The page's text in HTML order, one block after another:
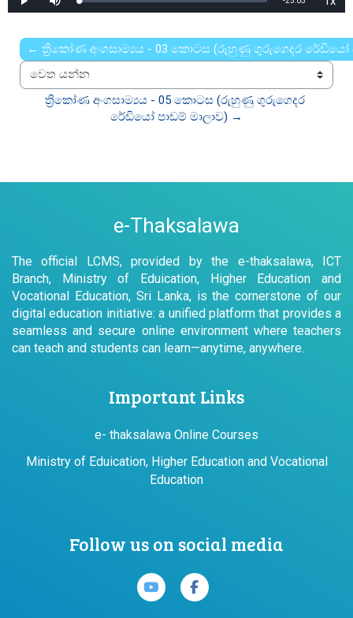
Play Mute Loaded:
0%
Rate
← ත්‍රිකෝණ අංගසාම්‍යය - 03 කොටස (රුහුණු ගුරුගෙදර රේඩියෝ
වෙත යන්න
ත්‍රිකෝණ අංගසාම්‍යය - 05 කොටස (රුහුණු ගුරුගෙදර
රේඩියෝ පාඩම් මාලාව) →
e-Thaksalawa
The official LCMS, provided by the e-thaksalawa, ICT
Branch, Ministry of Eduication, Higher Education and
Vocational Education, Sri Lanka, is the cornerstone of our
digital education initiative: a unified platform that provides a
seamless and secure online environment where teachers
can teach and students can learn—anytime, anywhere.
Important Links
e- thaksalawa Online Courses
Ministry of Eduication, Higher Education and Vocational
Education
Follow us on social media